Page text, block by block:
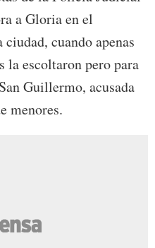
a Gloria en el
cuando apenas
la escoltaron pero para
Guillermo, acusada
menores.